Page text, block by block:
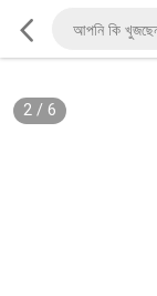
2/ 6